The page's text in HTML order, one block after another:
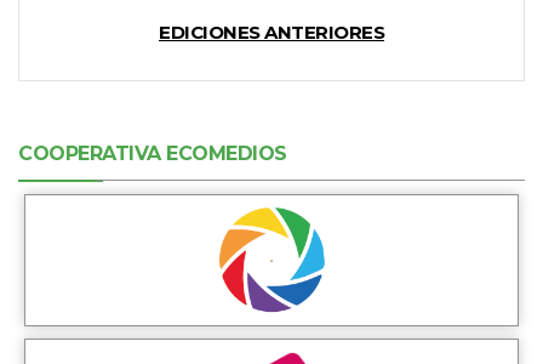
EDICIONES ANTERIORES
COOPERATIVA ECOMEDIOS